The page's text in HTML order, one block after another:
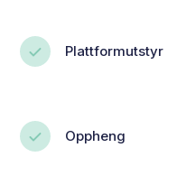
Plattformutstyr
Oppheng